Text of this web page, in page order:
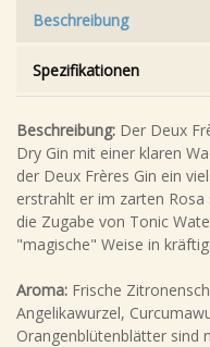
Beschreibung
Spezifikationen
Beschreibung: Der Deux
Dry Gin mit einer klaren
der Deux Frères Gin ein
erstrahlt er im zarten
die Zugabe von Tonic
"magische" Weise in
Aroma: Frische
Angelikawurzel,
Orangenblütenblätter sind